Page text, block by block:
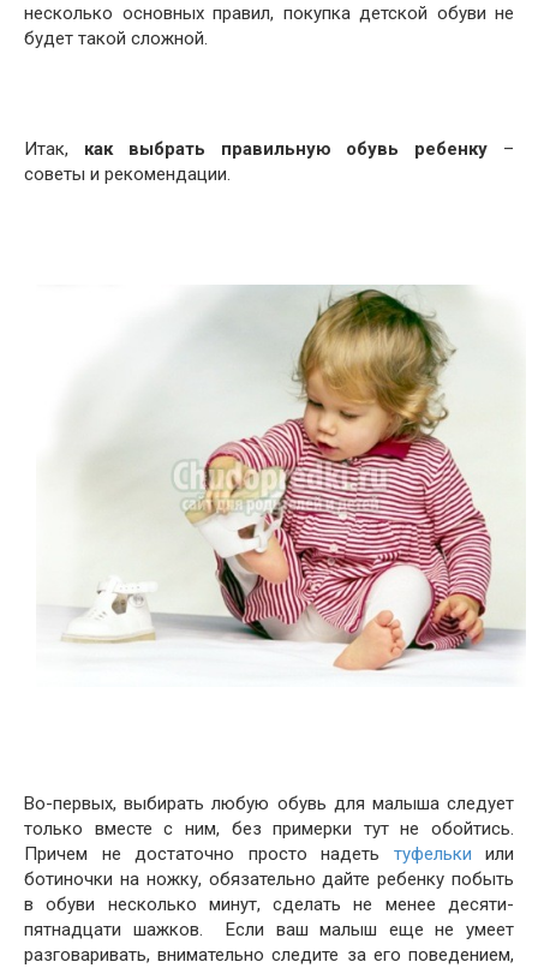
несколько основных правил, покупка детской обуви не
будет такой сложной.
Итак, как выбрать правильную обувь ребенку –
советы и рекомендации.
Во-первых, выбирать любую обувь для малыша следует
только вместе с ним, без примерки тут не обойтись.
Причем не достаточно просто надеть туфельки или
ботиночки на ножку, обязательно дайте ребенку побыть
в обуви несколько минут, сделать не менее десяти-
пятнадцати шажков. Если ваш малыш еще не умеет
разговаривать, внимательно следите за его поведением,